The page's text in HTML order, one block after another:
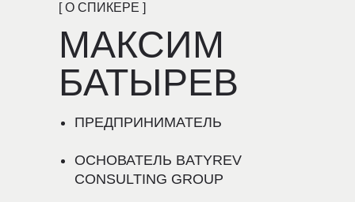
[ О СПИКЕРЕ ]
МАКСИМ
БАТЫРЕВ
ПРЕДПРИНИМАТЕЛЬ
ОСНОВАТЕЛЬ BATYREV
CONSULTING GROUP